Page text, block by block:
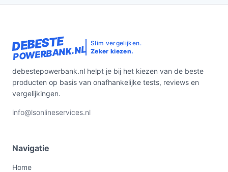
DEBESTE
POWERBANK.NL
Slim vergelijken.
Zeker kiezen.
debestepowerbank.nl helpt je bij het kiezen van de beste
producten op basis van onafhankelijke tests, reviews en
vergelijkingen.
info@lsonlineservices.nl
Navigatie
Home